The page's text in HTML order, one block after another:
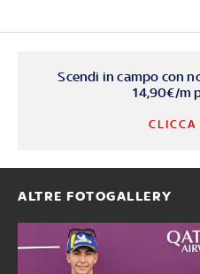
Scendi in campo con
14,90€/m
CLICCA
ALTRE FOTOGALLERY